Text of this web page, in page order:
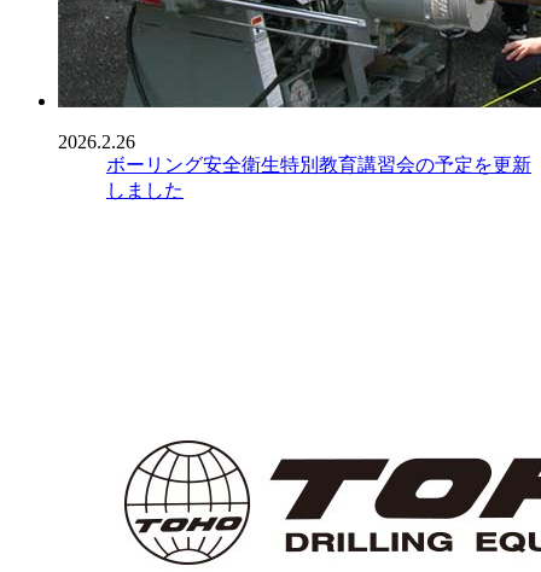
2026.2.26
ボーリング安全衛生特別教育講習会の予定を更新
しました